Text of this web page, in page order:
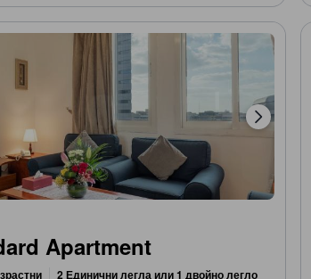
Apartment
2 Единични легла или 1 двойно легло